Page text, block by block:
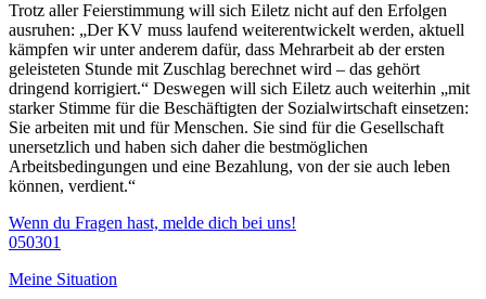
Trotz aller Feierstimmung will sich Eiletz nicht auf den Erfolgen
ausruhen: „Der KV muss laufend weiterentwickelt werden, aktuell
kämpfen wir unter anderem dafür, dass Mehrarbeit ab der ersten
geleisteten Stunde mit Zuschlag berechnet wird – das gehört
dringend korrigiert.“ Deswegen will sich Eiletz auch weiterhin „mit
starker Stimme für die Beschäftigten der Sozialwirtschaft einsetzen:
Sie arbeiten mit und für Menschen. Sie sind für die Gesellschaft
unersetzlich und haben sich daher die bestmöglichen
Arbeitsbedingungen und eine Bezahlung, von der sie auch leben
können, verdient.“
Wenn du Fragen hast, melde dich bei uns!
050301
Meine Situation